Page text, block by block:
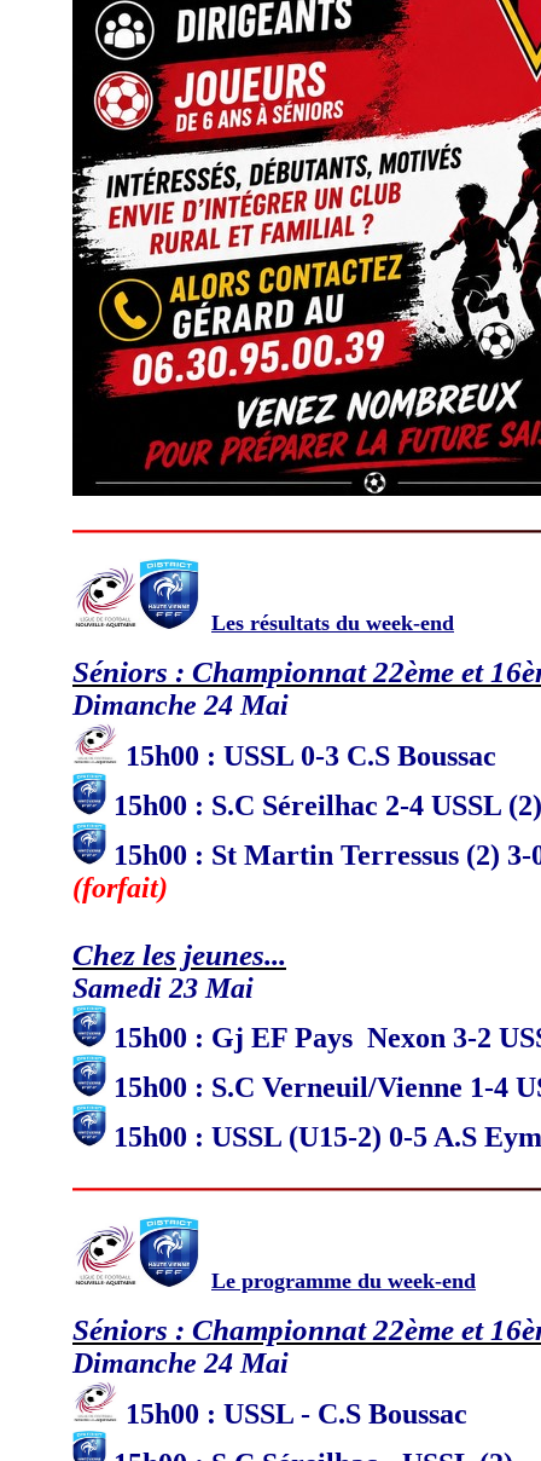
Les résultats du week-end
Séniors : Championnat 22ème et
Dimanche 24 Mai
15h00 : USSL 0-3 C.S Boussac
15h00 : S.C Séreilhac 2-4 USSL (2)
15h00 : St Martin Terressus (2) 3-
(forfait)
Chez les jeunes...
Samedi 23 Mai
15h00 : Gj EF Pays Nexon 3-2
15h00 : S.C Verneuil/Vienne 1-4
15h00 : USSL (U15-2) 0-5 A.S
Le programme du week-end
Séniors : Championnat 22ème et
Dimanche 24 Mai
15h00 : USSL - C.S Boussac